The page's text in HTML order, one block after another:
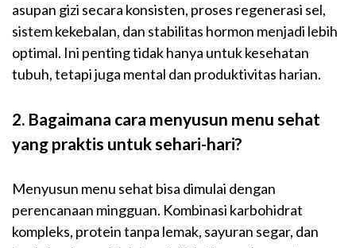
asupan gizi secara konsisten, proses regenerasi sel,
sistem kekebalan, dan stabilitas hormon menjadi lebih
optimal. Ini penting tidak hanya untuk kesehatan
tubuh, tetapi juga mental dan produktivitas harian.
2. Bagaimana cara menyusun menu sehat
yang praktis untuk sehari-hari?
Menyusun menu sehat bisa dimulai dengan
perencanaan mingguan. Kombinasi karbohidrat
kompleks, protein tanpa lemak, sayuran segar, dan